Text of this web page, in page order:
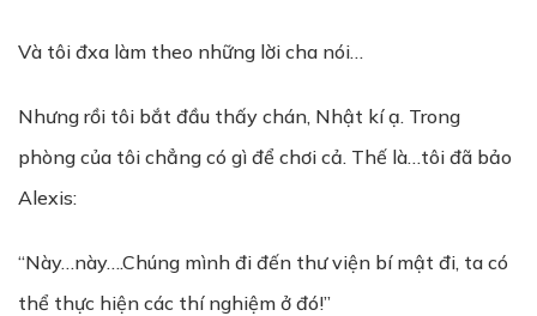
Và tôi đxa làm theo những lời cha nói…
Nhưng rồi tôi bắt đầu thấy chán, Nhật kí ạ. Trong
phòng của tôi chẳng có gì để chơi cả. Thế là…tôi đã bảo
Alexis:
“Này…này….Chúng mình đi đến thư viện bí mật đi, ta có
thể thực hiện các thí nghiệm ở đó!”